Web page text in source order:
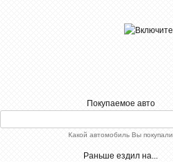
Покупаемое авто
Какой автомобиль Вы покупали
Раньше ездил на...